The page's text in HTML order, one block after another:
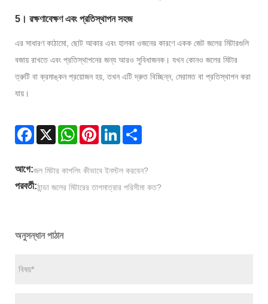
5। রক্ষণাবেক্ষণ এবং প্রতিস্থাপন সহজ
এর সাধারণ কাঠামো, ছোট আকার এবং হালকা ওজনের কারণে একক জেট জলের মিটারগুলি
বজায় রাখতে এবং প্রতিস্থাপনের জন্য আরও সুবিধাজনক। যখন কোনও জলের মিটার
ত্রুটি বা ক্রমাঙ্কন প্রয়োজন হয়, তখন এটি দ্রুত বিচ্ছিন্ন, মেরামত বা প্রতিস্থাপন করা
যায়।
Facebook
X WhatsAppPinterestLinkedIn
আগে:জল মিটার কাপলিং কীভাবে ইনস্টল করবেন?
পরবর্তী:ঠান্ডা জলের মিটারের তাপমাত্রার পরিসীমা কত?
অনুসন্ধান পাঠান